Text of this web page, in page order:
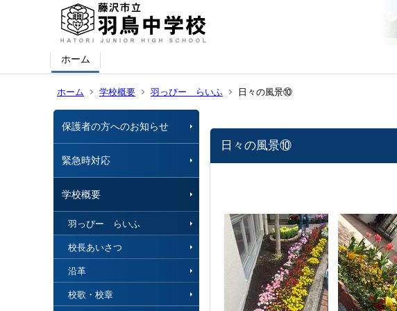
ホーム
ホーム 学校概要 羽っぴー らいふ 日々の風景⑩
保護者の方へのお知らせ
緊急時対応
学校概要
羽っぴー らいふ
校長あいさつ
沿革
校歌・校章
日々の風景⑩